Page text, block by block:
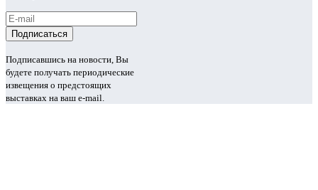
Подписавшись на новости, Вы
будете получать периодические
извещения о предстоящих
выставках на ваш e-mail.